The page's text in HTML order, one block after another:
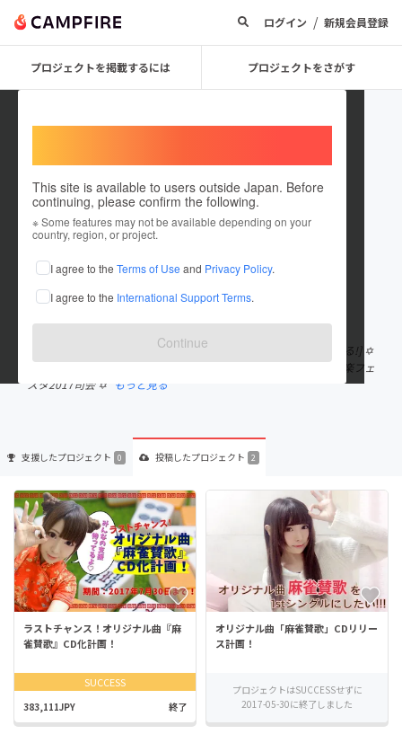
ログイン / 新規会員登録
プロジェクトを掲載するには プロジェクトをさがす
This site is available to users outside Japan. Before
continuing, please confirm the following.
※ Some features may not be available depending on your
country, region, or project.
I agree to the Terms of Use and Privacy Policy.
I agree to the International Support Terms.
Continue
mai0x0mai5
これまでに2件のプロジェクトを投稿しています
在住国：未設定
出身国：未設定
タレント、声優、アイドルとして活動中✩ ✡ 和流みずほ役[にごどる!] ✡
キン肉マンマッスルショットガールズ(@kin_shot_mai) ✡ 大洗海楽フェ
スタ2017司会 ✡ もっと見る
支援したプロジェクト 0 投稿したプロジェクト 2
ラストチャンス！オリジナル曲『麻
雀賛歌』CD化計画！
SUCCESS
383,111JPY 終了
オリジナル曲「麻雀賛歌」CDリリー
ス計画！
プロジェクトはSUCCESSせずに
2017-05-30に終了しました